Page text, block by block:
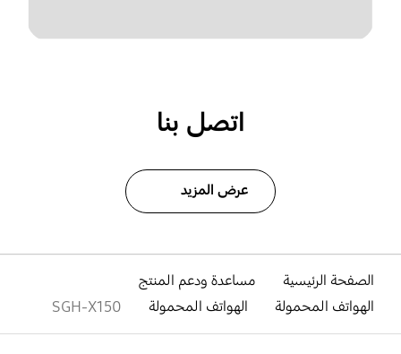
اتصل بنا
عرض المزيد
الصفحة الرئيسية
مساعدة ودعم المنتج
الهواتف المحمولة
الهواتف المحمولة SGH-X150